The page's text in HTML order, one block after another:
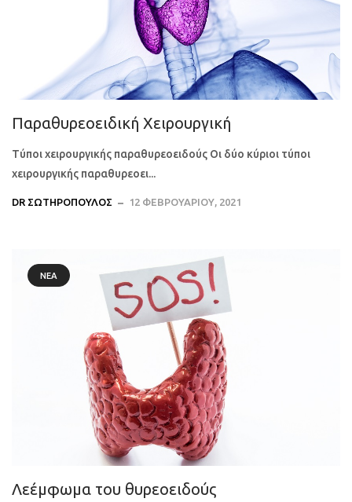
Παραθυρεοειδική Χειρουργική
Τύποι χειρουργικής παραθυρεοειδούς Οι δύο κύριοι τύποι
χειρουργικής παραθυρεοει...
DR ΣΩΤΗΡΌΠΟΥΛΟΣ 12 ΦΕΒΡΟΥΑΡΊΟΥ, 2021
ΝΈΑ
Λεέμφωμα του θυρεοειδούς